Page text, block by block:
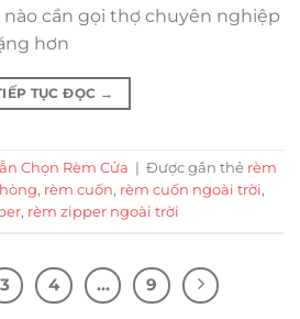
cần gọi thợ chuyên nghiệp
hơn
TỤC ĐỌC →
Chọn Rèm Cửa | Được gắn thẻ rèm
, rèm cuốn, rèm cuốn ngoài trời,
, rèm zipper ngoài trời
3 4 … 9